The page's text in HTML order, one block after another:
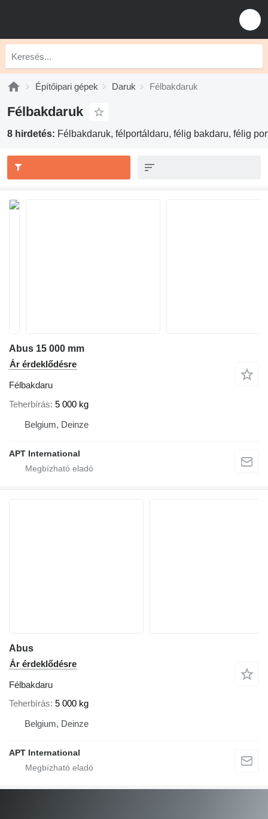
Építőipari gépek Daruk Félbakdaruk
Félbakdaruk
8 hirdetés: Félbakdaruk, félportáldaru, félig bakdaru, félig
Abus 15 000 mm
Ár érdeklődésre
Félbakdaru
Teherbírás 5 000 kg
Belgium, Deinze
APT International
Abus
Ár érdeklődésre
Félbakdaru
Teherbírás 5 000 kg
Belgium, Deinze
APT International